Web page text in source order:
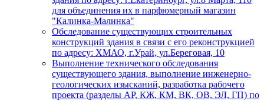
для объединения их в парфюмерный магазин
"Калинка-Малинка"
Обследование существующих строительных
конструкций здания в связи с его реконструкцией
по адресу: ХМАО, г.Урай, ул.Береговая, 10
Выполнение технического обследования
существующего здания, выполнение инженерно-
геологических изысканий, разработка рабочего
проекта (разделы АР, КЖ, КМ, ВК, ОВ, ЭЛ, ГП) по